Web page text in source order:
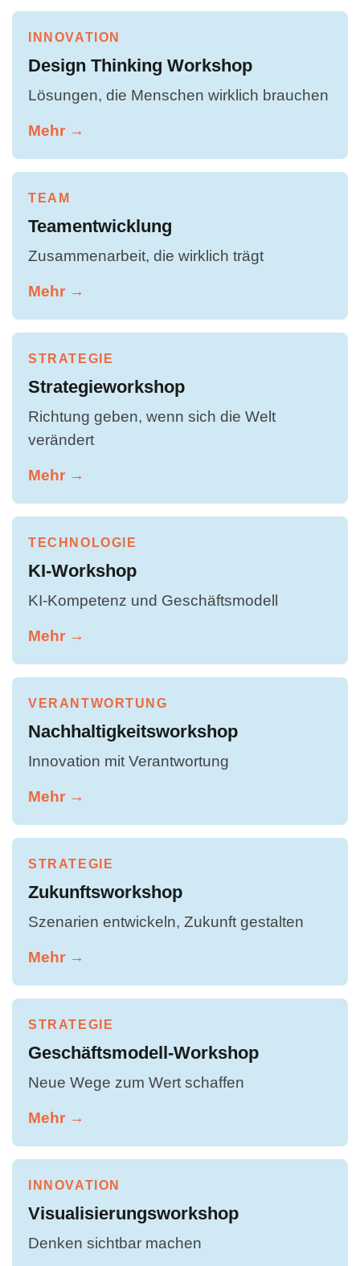
INNOVATION
Design Thinking Workshop
Lösungen, die Menschen wirklich brauchen
Mehr →
TEAM
Teamentwicklung
Zusammenarbeit, die wirklich trägt
Mehr →
STRATEGIE
Strategieworkshop
Richtung geben, wenn sich die Welt
verändert
Mehr →
TECHNOLOGIE
KI-Workshop
KI-Kompetenz und Geschäftsmodell
Mehr →
VERANTWORTUNG
Nachhaltigkeitsworkshop
Innovation mit Verantwortung
Mehr →
STRATEGIE
Zukunftsworkshop
Szenarien entwickeln, Zukunft gestalten
Mehr →
STRATEGIE
Geschäftsmodell-Workshop
Neue Wege zum Wert schaffen
Mehr →
INNOVATION
Visualisierungsworkshop
Denken sichtbar machen